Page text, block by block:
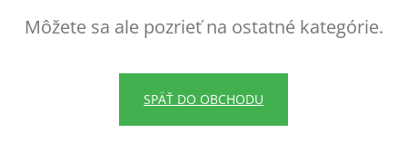
Môžete sa ale pozrieť na ostatné kategórie.
SPÄŤ DO OBCHODU
p